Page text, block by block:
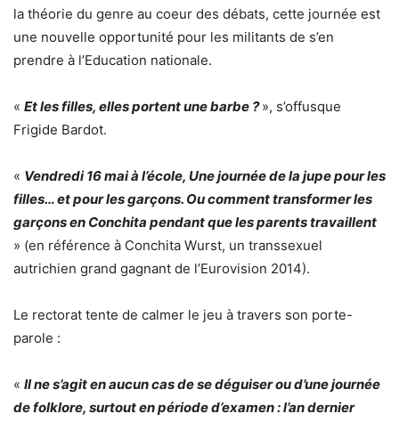
la théorie du genre au coeur des débats, cette journée est
une nouvelle opportunité pour les militants de s’en
prendre à l’Education nationale.
« Et les filles, elles portent une barbe ? », s’offusque
Frigide Bardot.
« Vendredi 16 mai à l’école, Une journée de la jupe pour les
filles… et pour les garçons. Ou comment transformer les
garçons en Conchita pendant que les parents travaillent
» (en référence à Conchita Wurst, un transsexuel
autrichien grand gagnant de l’Eurovision 2014).
Le rectorat tente de calmer le jeu à travers son porte-
parole :
« Il ne s’agit en aucun cas de se déguiser ou d’une journée
de folklore, surtout en période d’examen : l’an dernier